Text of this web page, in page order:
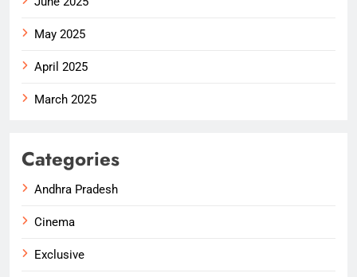
May 2025
April 2025
March 2025
Categories
Andhra Pradesh
Cinema
Exclusive